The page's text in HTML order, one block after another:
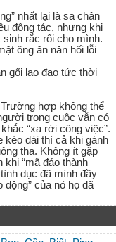
nhất lại là sa chân
động tác, nhưng khi
rắc rối cho mình.
ông ăn năn hối lỗi
gối lao đao tức thời
hợp không thể
trong cuộc vẫn có
“xa rời công việc”.
kéo dài thì cả khi gánh
tha. Không ít gặp
“mã đáo thành
dục đã mình đầy
của nó họ đã